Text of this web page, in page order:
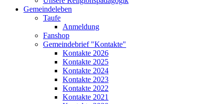
Gemeindeleben
Taufe
Anmeldung
Fanshop
Gemeindebrief "Kontakte"
Kontakte 2026
Kontakte 2025
Kontakte 2024
Kontakte 2023
Kontakte 2022
Kontakte 2021